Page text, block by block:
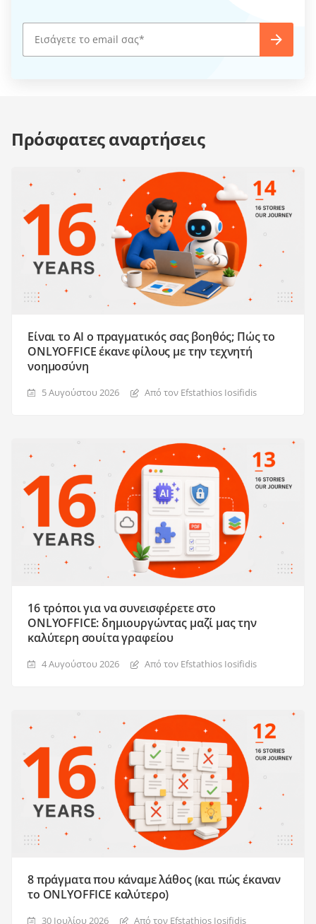
Πρόσφατες αναρτήσεις
Είναι το AI ο πραγματικός σας βοηθός; Πώς το
ONLYOFFICE έκανε φίλους με την τεχνητή
νοημοσύνη
5 Αυγούστου 2026 Από τον Efstathios Iosifidis
16 τρόποι για να συνεισφέρετε στο
ONLYOFFICE: δημιουργώντας μαζί μας την
καλύτερη σουίτα γραφείου
4 Αυγούστου 2026 Από τον Efstathios Iosifidis
8 πράγματα που κάναμε λάθος (και πώς έκαναν
το ONLYOFFICE καλύτερο)
30 Ιουλίου 2026 Από τον Efstathios Iosifidis